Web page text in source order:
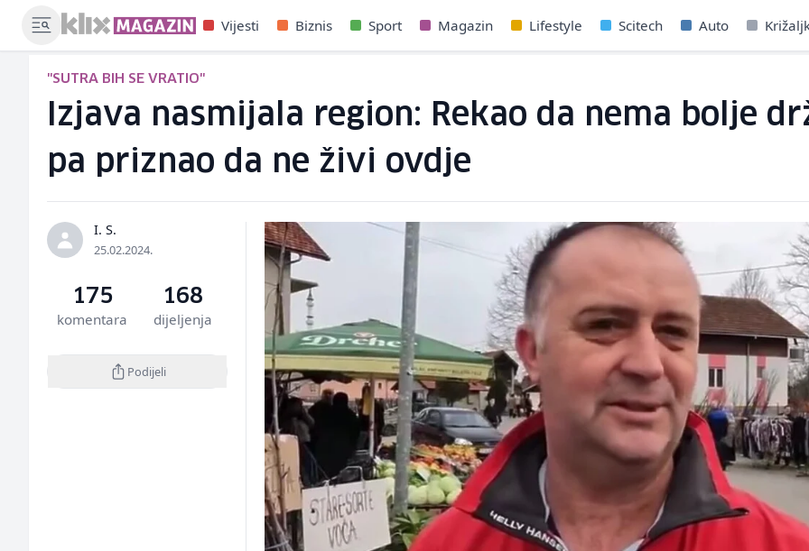
Vijesti Biznis Sport Magazin Lifestyle Scitech Auto
"SUTRA BIH SE VRATIO"
Izjava nasmijala region: Rekao da nema bolje
pa priznao da ne živi ovdje
I. S.
25.02.2024.
175
komentara
168
dijeljenja
Podijeli